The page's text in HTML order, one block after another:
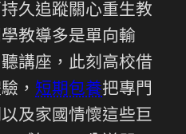
久追蹤關心重生教
教導多是單向輸
講座，此刻高校借
， 短期包養把專門
及家國情懷這些巨